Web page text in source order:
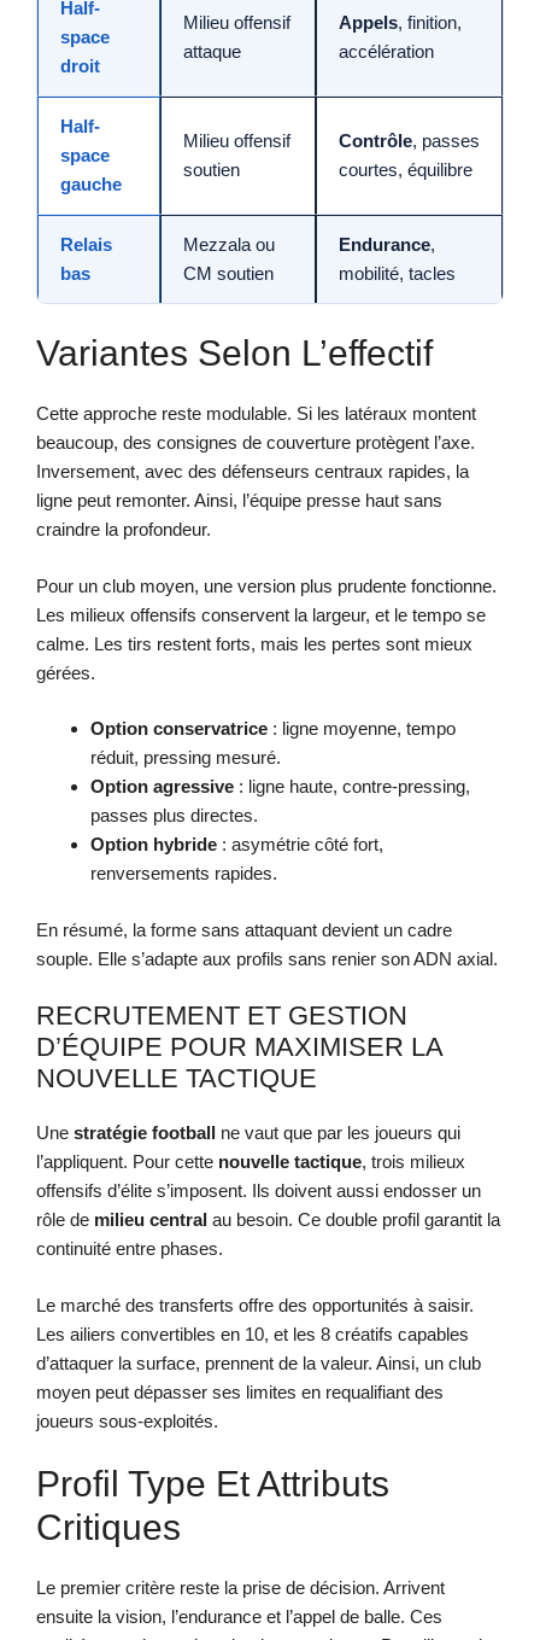
Half-
space
droit
Milieu offensif
attaque
Appels, finition,
accélération
Half-
space
gauche
Milieu offensif
soutien
Contrôle, passes
courtes, équilibre
Relais
bas
Mezzala ou
CM soutien
Endurance,
mobilité, tacles
Variantes Selon L’effectif
Cette approche reste modulable. Si les latéraux montent
beaucoup, des consignes de couverture protègent l’axe.
Inversement, avec des défenseurs centraux rapides, la
ligne peut remonter. Ainsi, l’équipe presse haut sans
craindre la profondeur.
Pour un club moyen, une version plus prudente fonctionne.
Les milieux offensifs conservent la largeur, et le tempo se
calme. Les tirs restent forts, mais les pertes sont mieux
gérées.
Option conservatrice : ligne moyenne, tempo
réduit, pressing mesuré.
Option agressive : ligne haute, contre-pressing,
passes plus directes.
Option hybride : asymétrie côté fort,
renversements rapides.
En résumé, la forme sans attaquant devient un cadre
souple. Elle s’adapte aux profils sans renier son ADN axial.
RECRUTEMENT ET GESTION
D’ÉQUIPE POUR MAXIMISER LA
NOUVELLE TACTIQUE
Une stratégie football ne vaut que par les joueurs qui
l’appliquent. Pour cette nouvelle tactique, trois milieux
offensifs d’élite s’imposent. Ils doivent aussi endosser un
rôle de milieu central au besoin. Ce double profil garantit la
continuité entre phases.
Le marché des transferts offre des opportunités à saisir.
Les ailiers convertibles en 10, et les 8 créatifs capables
d’attaquer la surface, prennent de la valeur. Ainsi, un club
moyen peut dépasser ses limites en requalifiant des
joueurs sous-exploités.
Profil Type Et Attributs
Critiques
Le premier critère reste la prise de décision. Arrivent
ensuite la vision, l’endurance et l’appel de balle. Ces